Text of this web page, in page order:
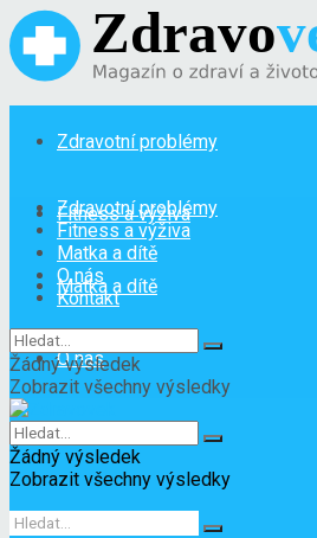
Zdravotní problémy
Fitness a výživa
Matka a dítě
O nás
Kontakt
Zdravotní problémy
Fitness a výživa
Matka a dítě
O nás
Kontakt
Žádný výsledek
Zobrazit všechny výsledky
Žádný výsledek
Zobrazit všechny výsledky